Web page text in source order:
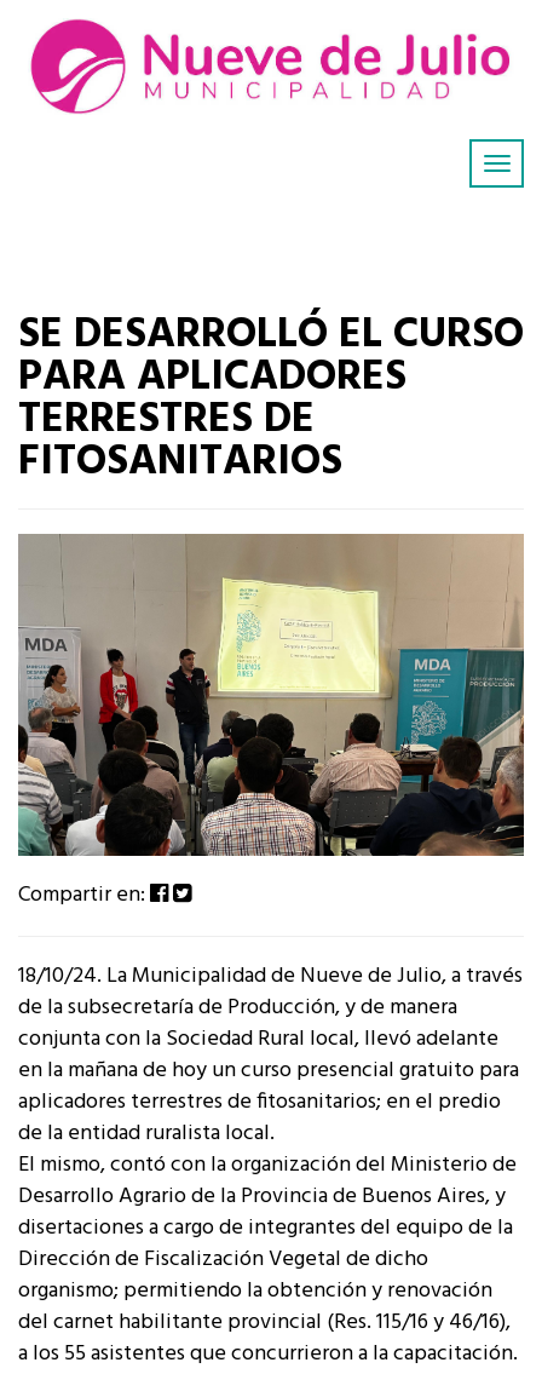
SE DESARROLLÓ EL CURSO
PARA APLICADORES
TERRESTRES DE
FITOSANITARIOS
Compartir en:
18/10/24. La Municipalidad de Nueve de Julio, a través
de la subsecretaría de Producción, y de manera
conjunta con la Sociedad Rural local, llevó adelante
en la mañana de hoy un curso presencial gratuito para
aplicadores terrestres de fitosanitarios; en el predio
de la entidad ruralista local.
El mismo, contó con la organización del Ministerio de
Desarrollo Agrario de la Provincia de Buenos Aires, y
disertaciones a cargo de integrantes del equipo de la
Dirección de Fiscalización Vegetal de dicho
organismo; permitiendo la obtención y renovación
del carnet habilitante provincial (Res. 115/16 y 46/16),
a los 55 asistentes que concurrieron a la capacitación.